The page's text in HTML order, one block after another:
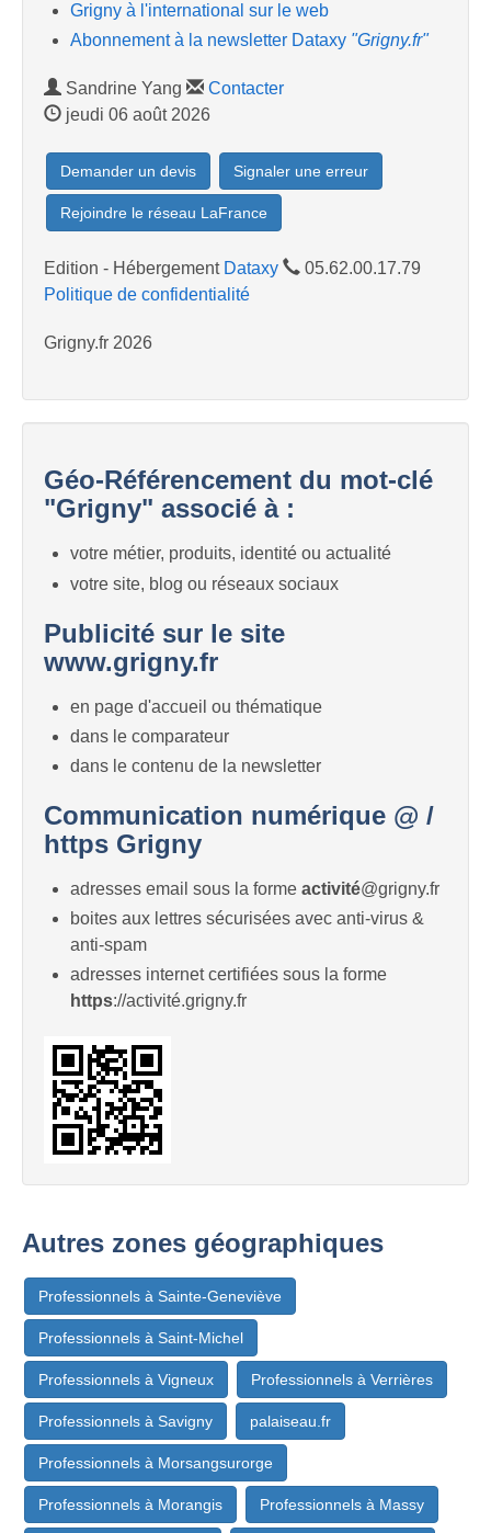
Grigny à l'international sur le web
Abonnement à la newsletter Dataxy "Grigny.fr"
Sandrine Yang
Contacter
jeudi 06 août 2026
Demander un devis Signaler une erreur
Rejoindre le réseau LaFrance
Edition - Hébergement Dataxy
05.62.00.17.79
Politique de confidentialité
Grigny.fr 2026
Géo-Référencement du mot-clé
"Grigny" associé à :
votre métier, produits, identité ou actualité
votre site, blog ou réseaux sociaux
Publicité sur le site
www.grigny.fr
en page d'accueil ou thématique
dans le comparateur
dans le contenu de la newsletter
Communication numérique @ /
https Grigny
adresses email sous la forme activité@grigny.fr
boites aux lettres sécurisées avec anti-virus &
anti-spam
adresses internet certifiées sous la forme
https://activité.grigny.fr
Autres zones géographiques
Professionnels à Sainte-Geneviève
Professionnels à Saint-Michel
Professionnels à Vigneux Professionnels à Verrières
Professionnels à Savigny palaiseau.fr
Professionnels à Morsangsurorge
Professionnels à Morangis Professionnels à Massy